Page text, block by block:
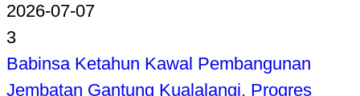
2026-07-07
3
Babinsa Ketahun Kawal Pembangunan
Jembatan Gantung Kualalangi, Progres